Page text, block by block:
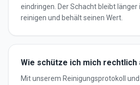
eindringen. Der Schacht bleibt
reinigen und behält seinen Wert.
Wie schütze ich mich rechtlich
Mit unserem Reinigungsprotokoll